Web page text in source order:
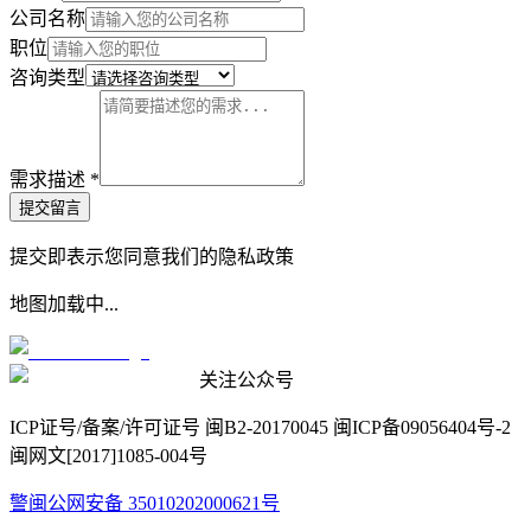
公司名称
职位
咨询类型
需求描述 *
提交留言
提交即表示您同意我们的隐私政策
地图加载中...
关注公众号
ICP证号/备案/许可证号 闽B2-20170045 闽ICP备09056404号-2
闽网文[2017]1085-004号
警闽公网安备 35010202000621号